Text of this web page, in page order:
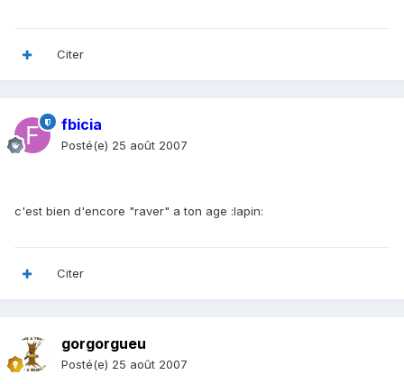
Citer
fbicia
Posté(e) 25 août 2007
c'est bien d'encore "raver" a ton age :lapin:
Citer
gorgorgueu
Posté(e) 25 août 2007